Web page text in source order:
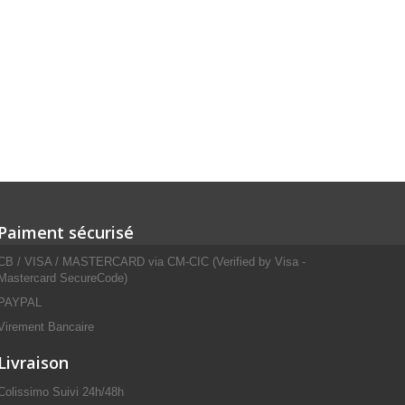
sécurisé
/ VISA / MASTERCARD via CM-CIC (Verified by Visa -
SecureCode)
Bancaire
Suivi 24h/48h